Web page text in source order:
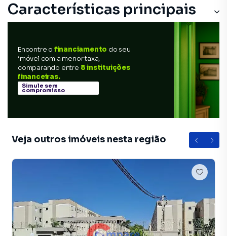
Características principais
Encontre o financiamento do seu
imóvel com a menor taxa,
comparando entre 8 instituições
financeiras.
Simule sem
compromisso
Veja outros imóveis nesta região